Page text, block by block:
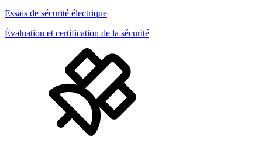
Essais de sécurité électrique
Évaluation et certification de la sécurité